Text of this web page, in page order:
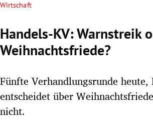
Untermenü
Wirtschaft
Handels-KV: Warnstreik
Weihnachtsfriede?
Fünfte Verhandlungsrunde heute,
entscheidet über
nicht.